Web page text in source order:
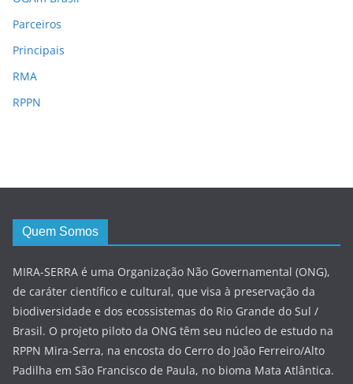
Parceiros
Principais
RMA
RPPN
Quem Somos
MIRA-SERRA é uma Organização Não Governamental (ONG),
de caráter científico e cultural, que visa à preservação da
biodiversidade e dos ecossistemas do Rio Grande do Sul /
Brasil. O projeto piloto da ONG têm seu núcleo de estudo na
RPPN Mira-Serra, na encosta do Cerro do João Ferreiro/Alto
Padilha em São Francisco de Paula, no bioma Mata Atlântica.